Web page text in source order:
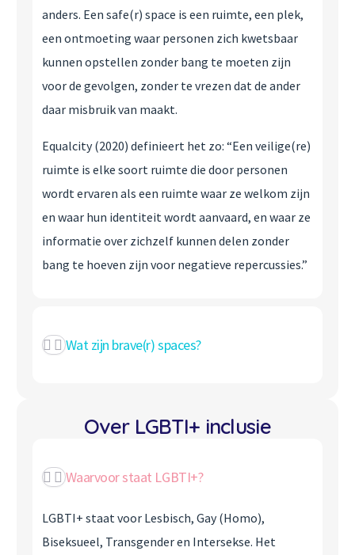
anders. Een safe(r) space is een ruimte, een plek,
een ontmoeting waar personen zich kwetsbaar
kunnen opstellen zonder bang te moeten zijn
voor de gevolgen, zonder te vrezen dat de ander
daar misbruik van maakt.
Equalcity (2020) definieert het zo: “Een veilige(re)
ruimte is elke soort ruimte die door personen
wordt ervaren als een ruimte waar ze welkom zijn
en waar hun identiteit wordt aanvaard, en waar ze
informatie over zichzelf kunnen delen zonder
bang te hoeven zijn voor negatieve repercussies.”
Wat zijn brave(r) spaces?
Over LGBTI+ inclusie
Waarvoor staat LGBTI+?
LGBTI+ staat voor Lesbisch, Gay (Homo),
Biseksueel, Transgender en Intersekse. Het